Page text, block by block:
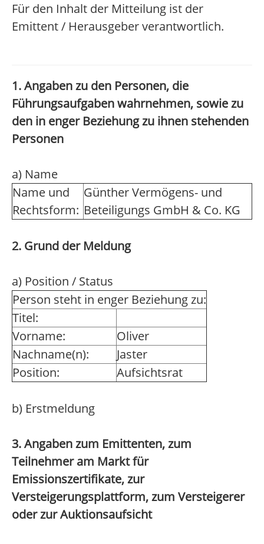
Für den Inhalt der Mitteilung ist der
Emittent / Herausgeber verantwortlich.
1. Angaben zu den Personen, die
Führungsaufgaben wahrnehmen, sowie zu
den in enger Beziehung zu ihnen stehenden
Personen
a) Name
Name und
Rechtsform:
Günther Vermögens- und
Beteiligungs GmbH & Co. KG
2. Grund der Meldung
a) Position / Status
Person steht in enger Beziehung zu:
Titel:
Vorname:
Oliver
Nachname(n):
Jaster
Position:
Aufsichtsrat
b) Erstmeldung
3. Angaben zum Emittenten, zum
Teilnehmer am Markt für
Emissionszertifikate, zur
Versteigerungsplattform, zum Versteigerer
oder zur Auktionsaufsicht